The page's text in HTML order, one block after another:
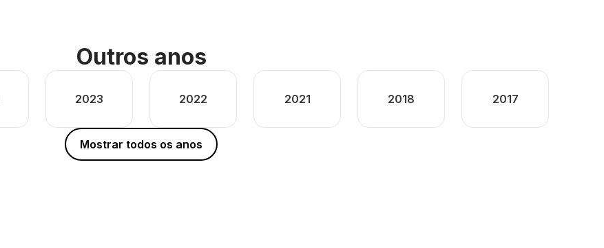
Outros anos
2023 2022 2021 2018 2017
Mostrar todos os anos